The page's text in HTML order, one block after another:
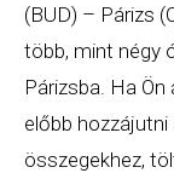
(BUD) – Párizs
több, mint négy
Párizsba. Ha
előbb
összegekhez,